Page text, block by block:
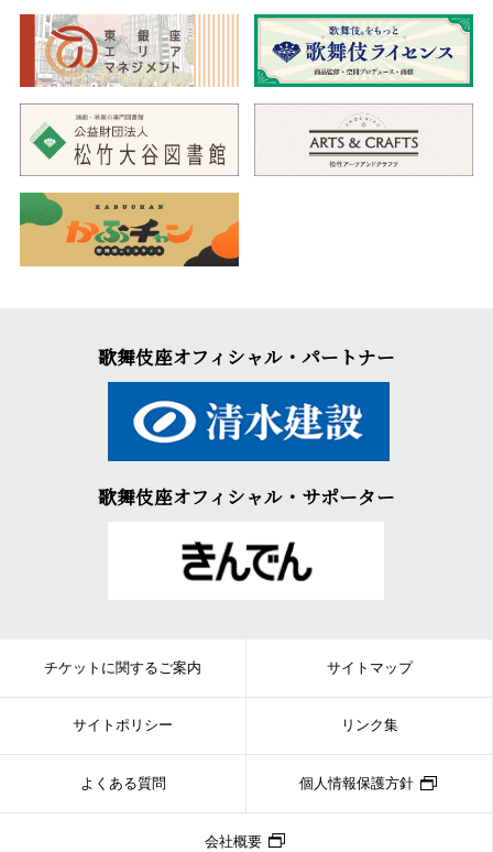
歌舞伎座オフィシャル・パートナー
歌舞伎座オフィシャル・サポーター
チケットに関するご案内 サイトマップ
サイトポリシー リンク集
よくある質問 個人情報保護方針
会社概要